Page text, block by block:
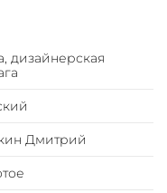
съезд
дизайнерская
Дмитрий